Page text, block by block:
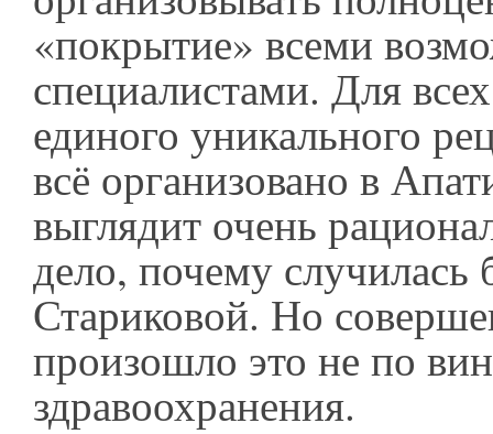
«покрытие» всеми
специалистами. Для
единого уникального
всё организовано в
выглядит очень
дело, почему случилась
Стариковой. Но
произошло это не по
здравоохранения.